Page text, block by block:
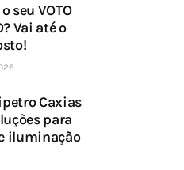
seu VOTO
Vai até o
Caxias
para
iluminação